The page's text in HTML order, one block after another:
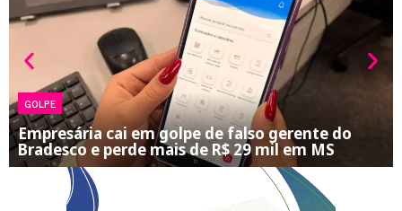
GOLPE
Empresária cai em golpe de falso gerente do
Bradesco e perde mais de R$ 29 mil em MS